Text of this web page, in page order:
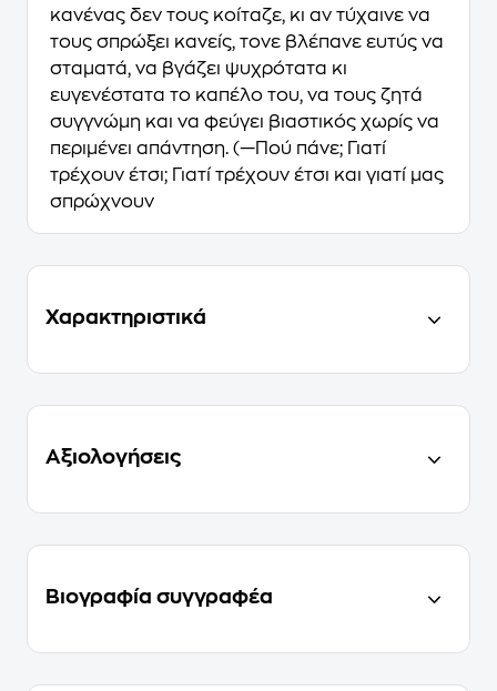
κανένας δεν τους κοίταζε, κι αν τύχαινε να
τους σπρώξει κανείς, τονε βλέπανε ευτύς να
σταματά, να βγάζει ψυχρότατα κι
ευγενέστατα το καπέλο του, να τους ζητά
συγγνώμη και να φεύγει βιαστικός χωρίς να
περιμένει απάντηση. (—Πού πάνε; Γιατί
τρέχουν έτσι; Γιατί τρέχουν έτσι και γιατί μας
σπρώχνουν
Χαρακτηριστικά
Αξιολογήσεις
Βιογραφία συγγραφέα